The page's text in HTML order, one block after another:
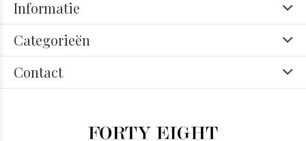
Informatie
Categorieën
Contact